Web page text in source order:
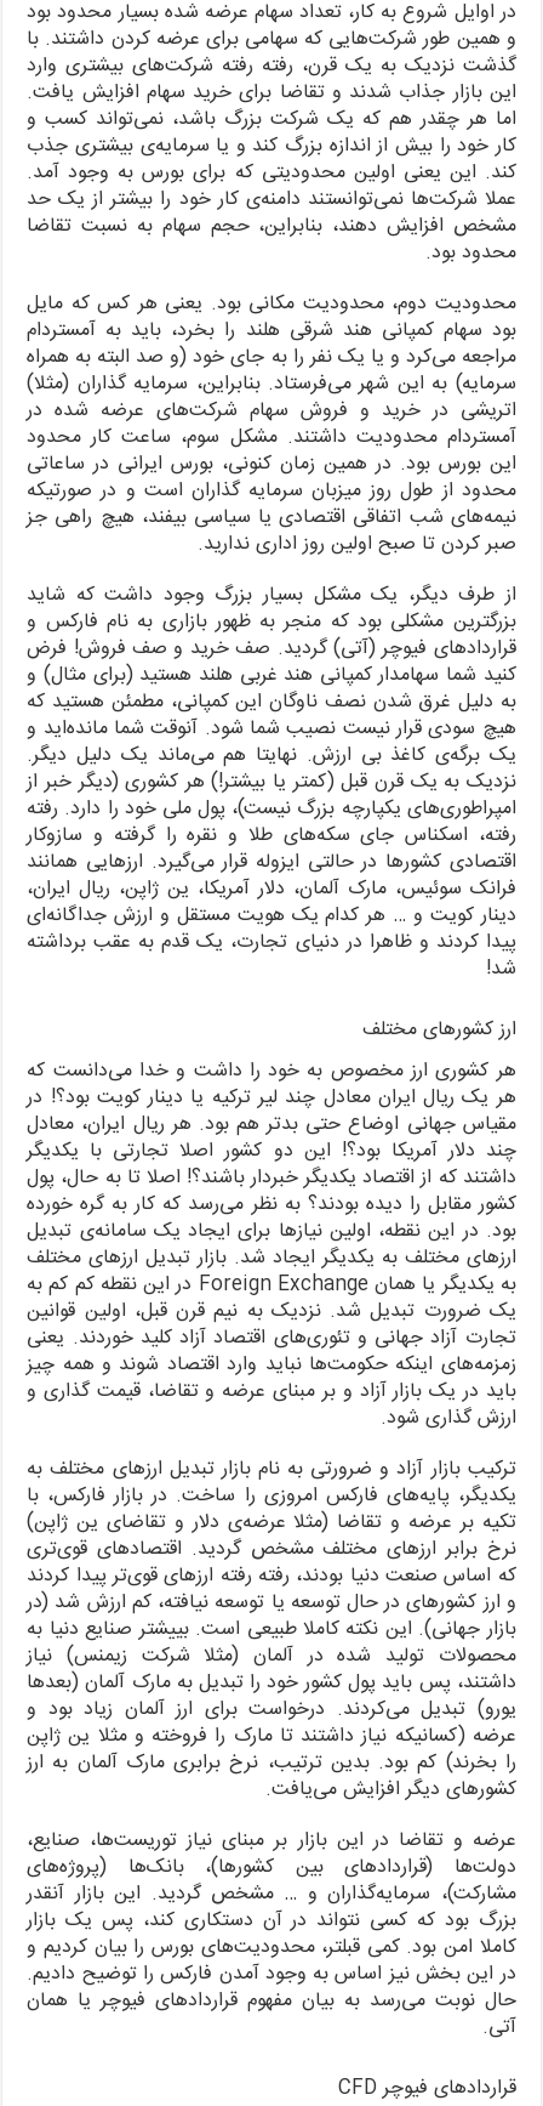
در اوایل شروع به کار، تعداد سهام عرضه شده بسیار محدود بود
و همین طور شرکت‌هایی که سهامی برای عرضه کردن داشتند. با
گذشت نزدیک به یک قرن، رفته رفته شرکت‌های بیشتری وارد
این بازار جذاب شدند و تقاضا برای خرید سهام افزایش یافت.
اما هر چقدر هم که یک شرکت بزرگ باشد، نمی‌تواند کسب و
کار خود را بیش از اندازه بزرگ کند و یا سرمایه‌ی بیشتری جذب
کند. این یعنی اولین محدودیتی که برای بورس به وجود آمد.
عملا شرکت‌ها نمی‌توانستند دامنه‌ی کار خود را بیشتر از یک حد
مشخص افزایش دهند، بنابراین، حجم سهام به نسبت تقاضا
محدود بود.
محدودیت دوم، محدودیت مکانی بود. یعنی هر کس که مایل
بود سهام کمپانی هند شرقی هلند را بخرد، باید به آمستردام
مراجعه می‌کرد و یا یک نفر را به جای خود (و صد البته به همراه
سرمایه) به این شهر می‌فرستاد. بنابراین، سرمایه گذاران (مثلا)
اتریشی در خرید و فروش سهام شرکت‌های عرضه شده در
آمستردام محدودیت داشتند. مشکل سوم، ساعت کار محدود
این بورس بود. در همین زمان کنونی، بورس ایرانی در ساعاتی
محدود از طول روز میزبان سرمایه گذاران است و در صورتیکه
نیمه‌های شب اتفاقی اقتصادی یا سیاسی بیفند، هیچ راهی جز
صبر کردن تا صبح اولین روز اداری ندارید.
از طرف دیگر، یک مشکل بسیار بزرگ وجود داشت که شاید
بزرگترین مشکلی بود که منجر به ظهور بازاری به نام فارکس و
قراردادهای فیوچر (آتی) گردید. صف خرید و صف فروش! فرض
کنید شما سهامدار کمپانی هند غربی هلند هستید (برای مثال) و
به دلیل غرق شدن نصف ناوگان این کمپانی، مطمئن هستید که
هیچ سودی قرار نیست نصیب شما شود. آنوقت شما مانده‌اید و
یک برگه‌ی کاغذ بی ارزش. نهایتا هم می‌ماند یک دلیل دیگر.
نزدیک به یک قرن قبل (کمتر یا بیشتر!) هر کشوری (دیگر خبر از
امپراطوری‌های یکپارچه بزرگ نیست)، پول ملی خود را دارد. رفته
رفته، اسکناس جای سکه‌های طلا و نقره را گرفته و سازوکار
اقتصادی کشورها در حالتی ایزوله قرار می‌گیرد. ارزهایی همانند
فرانک سوئیس، مارک آلمان، دلار آمریکا، ین ژاپن، ریال ایران،
دینار کویت و … هر کدام یک هویت مستقل و ارزش جداگانه‌ای
پیدا کردند و ظاهرا در دنیای تجارت، یک قدم به عقب برداشته
شد!
ارز کشورهای مختلف
هر کشوری ارز مخصوص به خود را داشت و خدا می‌دانست که
هر یک ریال ایران معادل چند لیر ترکیه یا دینار کویت بود؟! در
مقیاس جهانی اوضاع حتی بدتر هم بود. هر ریال ایران، معادل
چند دلار آمریکا بود؟! این دو کشور اصلا تجارتی با یکدیگر
داشتند که از اقتصاد یکدیگر خبردار باشند؟! اصلا تا به حال، پول
کشور مقابل را دیده بودند؟ به نظر می‌رسد که کار به گره خورده
بود. در این نقطه، اولین نیازها برای ایجاد یک سامانه‌ی تبدیل
ارزهای مختلف به یکدیگر ایجاد شد. بازار تبدیل ارزهای مختلف
به یکدیگر یا همان Foreign Exchange در این نقطه کم کم به
یک ضرورت تبدیل شد. نزدیک به نیم قرن قبل، اولین قوانین
تجارت آزاد جهانی و تئوری‌های اقتصاد آزاد کلید خوردند. یعنی
زمزمه‌های اینکه حکومت‌ها نباید وارد اقتصاد شوند و همه چیز
باید در یک بازار آزاد و بر مبنای عرضه و تقاضا، قیمت گذاری و
ارزش گذاری شود.
ترکیب بازار آزاد و ضرورتی به نام بازار تبدیل ارزهای مختلف به
یکدیگر، پایه‌های فارکس امروزی را ساخت. در بازار فارکس، با
تکیه بر عرضه و تقاضا (مثلا عرضه‌ی دلار و تقاضای ین ژاپن)
نرخ برابر ارزهای مختلف مشخص گردید. اقتصادهای قوی‌تری
که اساس صنعت دنیا بودند، رفته رفته ارزهای قوی‌تر پیدا کردند
و ارز کشورهای در حال توسعه یا توسعه نیافته، کم ارزش شد (در
بازار جهانی). این نکته کاملا طبیعی است. بییشتر صنایع دنیا به
محصولات تولید شده در آلمان (مثلا شرکت زیمنس) نیاز
داشتند، پس باید پول کشور خود را تبدیل به مارک آلمان (بعدها
یورو) تبدیل می‌کردند. درخواست برای ارز آلمان زیاد بود و
عرضه (کسانیکه نیاز داشتند تا مارک را فروخته و مثلا ین ژاپن
را بخرند) کم بود. بدین ترتیب، نرخ برابری مارک آلمان به ارز
کشورهای دیگر افزایش می‌یافت.
عرضه و تقاضا در این بازار بر مبنای نیاز توریست‌ها، صنایع،
دولت‌ها (قراردادهای بین کشورها)، بانک‌ها (پروژه‌های
مشارکت)، سرمایه‌گذاران و … مشخص گردید. این بازار آنقدر
بزرگ بود که کسی نتواند در آن دستکاری کند، پس یک بازار
کاملا امن بود. کمی قبلتر، محدودیت‌های بورس را بیان کردیم و
در این بخش نیز اساس به وجود آمدن فارکس را توضیح دادیم.
حال نوبت می‌رسد به بیان مفهوم قراردادهای فیوچر یا همان
آتی.
قراردادهای فیوچر CFD